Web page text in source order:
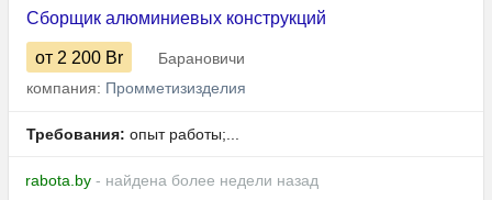
Сборщик алюминиевых конструкций
от 2 200 Br
Барановичи
компания: Промметизизделия
Требования: опыт работы;...
rabota.by - найдена более недели назад